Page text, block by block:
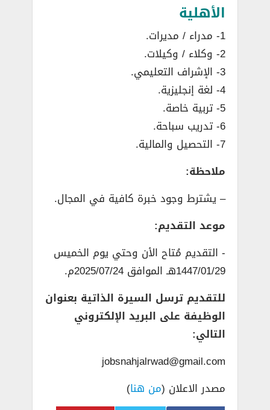
الأهلية
1- مدراء / مديرات.
2- وكلاء / وكيلات.
3- الإشراف التعليمي.
4- لغة إنجليزية.
5- تربية خاصة.
6- تدريب سباحة.
7- التحصيل والمالية.
ملاحظة:
– يشترط وجود خبرة كافية في المجال.
موعد التقديم:
­- التقديم مُتاح الأن وحتي يوم الخميس
1447/01/29هـ الموافق 2025/07/24م.
للتقديم ترسل السيرة الذاتية بعنوان
الوظيفة على البريد الإلكتروني
التالي:
jobsnahjalrwad@gmail.com
مصدر الاعلان (من هنا)